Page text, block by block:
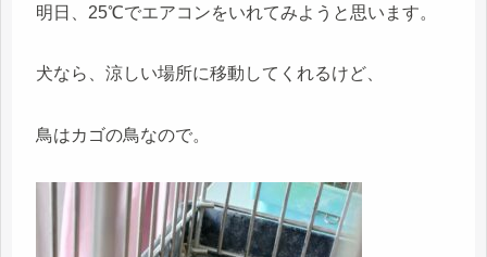
明日、25℃でエアコンをいれてみようと思います。
犬なら、涼しい場所に移動してくれるけど、
鳥はカゴの鳥なので。